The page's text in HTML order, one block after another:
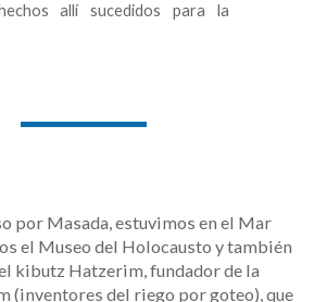
allí sucedidos para la
por Masada, estuvimos en el Mar
el Museo del Holocausto y también
kibutz Hatzerim, fundador de la
(inventores del riego por goteo), que